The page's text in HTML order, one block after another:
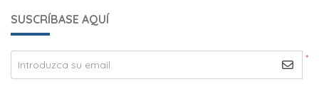
SUSCRÍBASE AQUÍ
*
Introduzca su email